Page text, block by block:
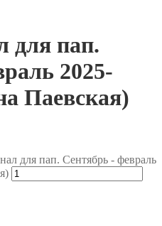
для пап.
2025-
Паевская)
для пап. Сентябрь - февраль